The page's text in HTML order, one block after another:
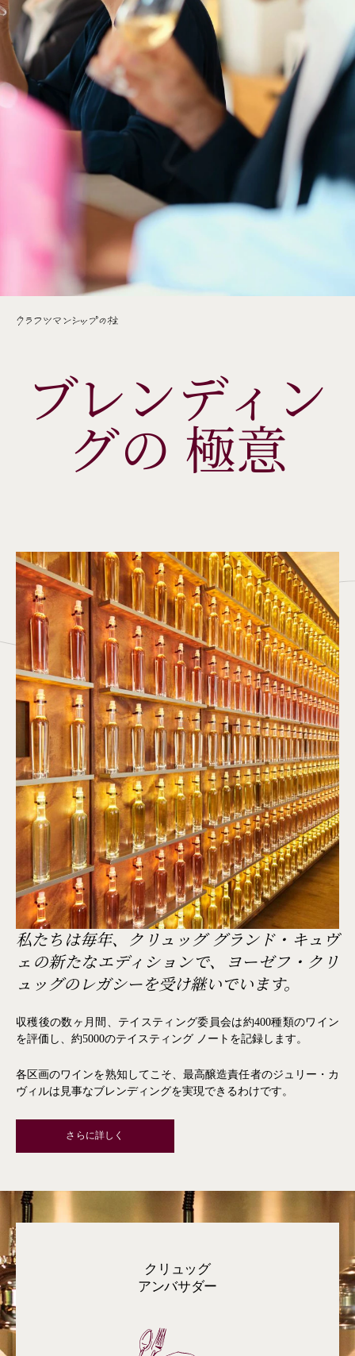
クラフツマンシップの柱
ブレンディン
グの 極意
私たちは毎年、クリュッグ グランド・キュヴ
ェの新たなエディションで、ヨーゼフ・クリ
ュッグのレガシーを受け継いでいます。
収穫後の数ヶ月間、テイスティング委員会は約400種類のワイン
を評価し、約5000のテイスティング ノートを記録します。
各区画のワインを熟知してこそ、最高醸造責任者のジュリー・カ
ヴィルは見事なブレンディングを実現できるわけです。
さらに詳しく
クリュッグ
アンバサダー